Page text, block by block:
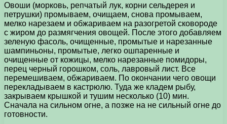
Овоши (морковь, репчатый лук, корни сельдерея и
петрушки) промываем, очищаем, снова промываем,
мелко нарезаем и обжариваем на разогретой сковороде
с жиром до размягчения овощей. После этого добавляем
зеленую фасоль, очищенные, промытые и нарезанные
шампиньоны, промытые, легко ошпаренные и
очищенные от кожицы, мелко нарезанные помидоры,
перец черный горошком, соль, лавровый лист. Все
перемешиваем, обжариваем. По окончании чего овощи
перекладываем в кастрюлю. Туда же кладем рыбу,
закрываем крышкой и тушим несколько (10) мин.
Сначала на сильном огне, а позже на не сильный огне до
готовности.